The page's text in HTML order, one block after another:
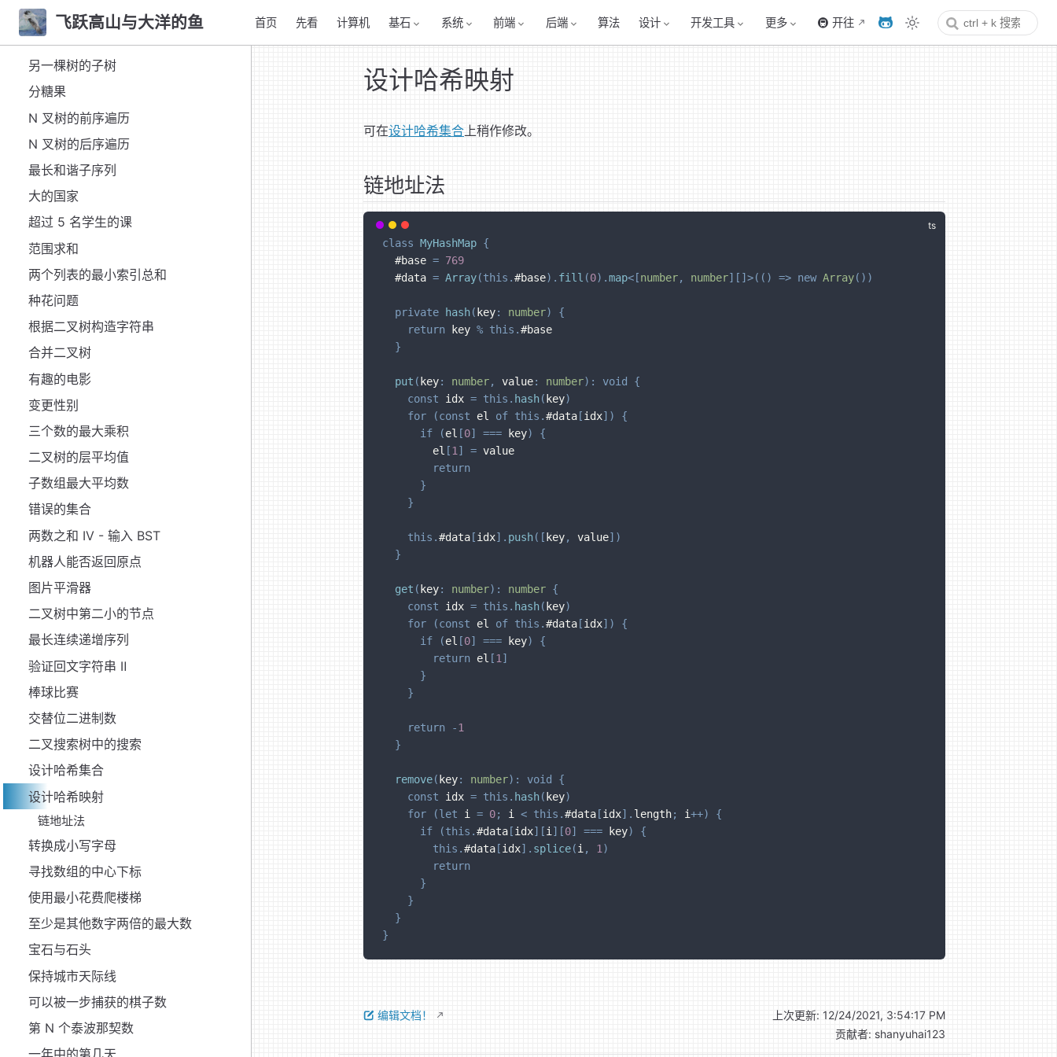
飞跃高山与大洋的鱼 首页 先看 计算机 基石 系统 前端 后端 算法 设计 开发工具 更多 🚇 开往
二叉树的坡度
重塑矩阵
另一棵树的子树
分糖果
N 叉树的前序遍历
N 叉树的后序遍历
最长和谐子序列
大的国家
超过 5 名学生的课
范围求和
两个列表的最小索引总和
种花问题
根据二叉树构造字符串
合并二叉树
有趣的电影
变更性别
三个数的最大乘积
二叉树的层平均值
子数组最大平均数
错误的集合
两数之和 IV - 输入 BST
机器人能否返回原点
图片平滑器
二叉树中第二小的节点
最长连续递增序列
验证回文字符串 Ⅱ
棒球比赛
交替位二进制数
二叉搜索树中的搜索
设计哈希集合
设计哈希映射
链地址法
转换成小写字母
寻找数组的中心下标
使用最小花费爬楼梯
至少是其他数字两倍的最大数
宝石与石头
保持城市天际线
可以被一步捕获的棋子数
第 N 个泰波那契数
设计哈希映射
可在设计哈希集合 上稍作修改。
链地址法
class MyHashMap {
  #base
= 769
  #data
= Array(this .#base) . fill (0) .map< [number, number] [ ] >( ( ) => new Array( ) )
private hash( key: number)
{
return key % this .#base
}
put ( key: number, value: number) : void
{
const idx = this . hash( key)
for
(const el of this .#data [idx] )
{
if
(el [0] === key)
{
        el
[1 ] = value
return
}
}
this .#data [idx] . push( [ key, value] )
}
get ( key: number) : number {
const idx = this . hash( key)
for
(const el of this .#data [idx] )
{
if
(el [0] === key)
{
return el [1 ]
}
}
return -1
}
remove( key: number) : void
{
const idx = this . hash( key)
for
(let i = 0; i < this .#data [idx] . length; i++)
{
if
(this .#data [idx] [i ] [0] === key)
{
this .#data [idx] . splice(i , 1 )
return
}
}
}
}
编辑文档！ 上次更新: 12/24/2021, 3:54:17 PM
贡献者: shanyuhai123